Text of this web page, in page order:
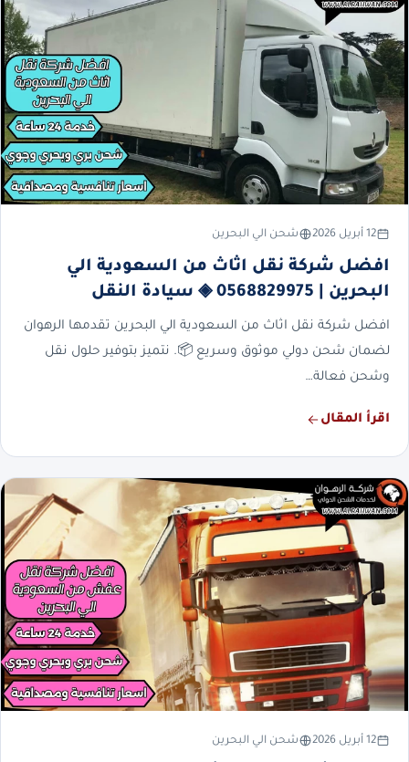
12 أبريل 2026 شحن الي البحرين
افضل شركة نقل اثاث من السعودية الي
البحرين | 0568829975 ◈ سيادة النقل
افضل شركة نقل اثاث من السعودية الي البحرين تقدمها الرهوان
لضمان شحن دولي موثوق وسريع 📦. نتميز بتوفير حلول نقل
وشحن فعالة…
اقرأ المقال
12 أبريل 2026 شحن الي البحرين